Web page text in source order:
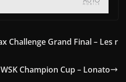
Challenge Grand Final – Les r
Champion Cup – Lonato